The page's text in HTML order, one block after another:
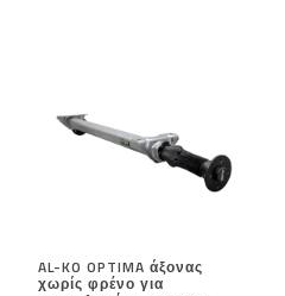
AL-KO OPTIMA άξονας
χωρίς φρένο για